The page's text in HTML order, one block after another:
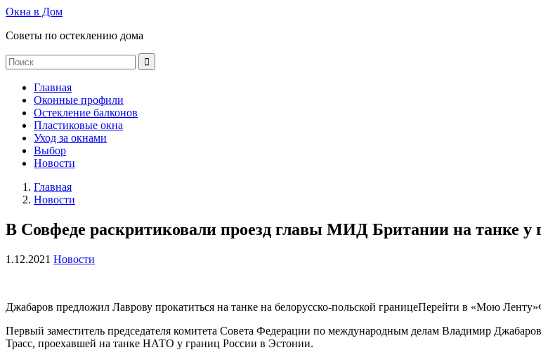
Окна в Дом
Советы по остеклению дома
Главная
Оконные профили
Остекление балконов
Пластиковые окна
Уход за окнами
Выбор
Новости
Главная
Новости
В Совфеде раскритиковали проезд главы МИД Британии на танке
1.12.2021 Новости
Джабаров предложил Лаврову прокатиться на танке на белорусско-польской границеПерейти в «Мою Ленту»
Первый заместитель председателя комитета Совета Федерации по международным делам Владимир
Трасс, проехавшей на танке НАТО у границ России в Эстонии.